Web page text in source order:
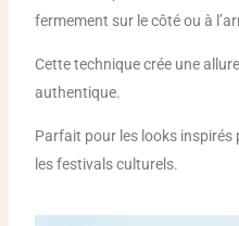
fermement sur le côté ou à
Cette technique crée une
authentique.
Parfait pour les looks
les festivals culturels.